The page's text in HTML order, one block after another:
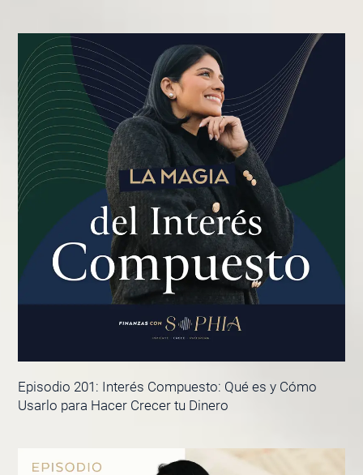
Episodio 201: Interés Compuesto: Qué es y Cómo
Usarlo para Hacer Crecer tu Dinero